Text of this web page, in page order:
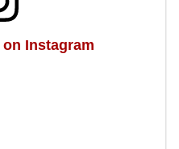
Instagram